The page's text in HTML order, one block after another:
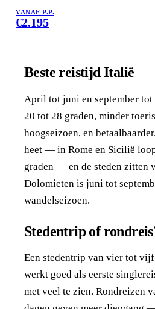
VANAF P.P.
€2.195
Beste reistijd Italië
April tot juni en september
20 tot 28 graden, minder
hoogseizoen, en
heet — in Rome en Sicilië
graden — en de steden zitten
Dolomieten is juni tot
wandelseizoen.
Stedentrip of
Een stedentrip van vier tot vijf
werkt goed als eerste
met veel te zien. Rondreizen